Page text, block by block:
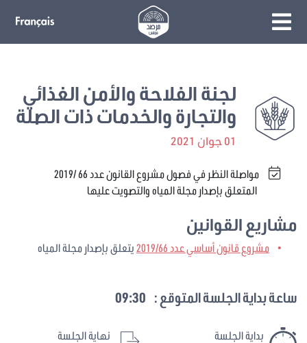
لجنة الفلاحة والأمن الغذائي
والتجارة والخدمات ذات الصلة
01 جوان 2021
مواصلة النظر في فصول مشروع القانون عدد 66 /2019
المتعلق بإصدار مجلة المياه والتصويت عليها
مشاريع القوانين
مشروع قانون أساسي عدد 2019/66 يتعلق بإصدار مجلة المياه
ساعة بداية الجلسة المتوقع : 09:30
بداية الجلسة
نهاية الجلسة